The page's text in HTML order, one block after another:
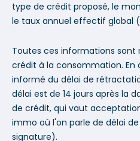
type de crédit proposé, le
le taux annuel effectif global
Toutes ces informations sont
crédit à la consommation. En
informé du délai de
délai est de 14 jours après la
de crédit, qui vaut
immo où l'on parle de délai
signature).